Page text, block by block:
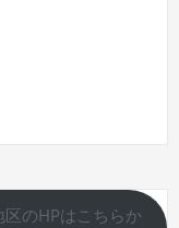
のHPはこちらか